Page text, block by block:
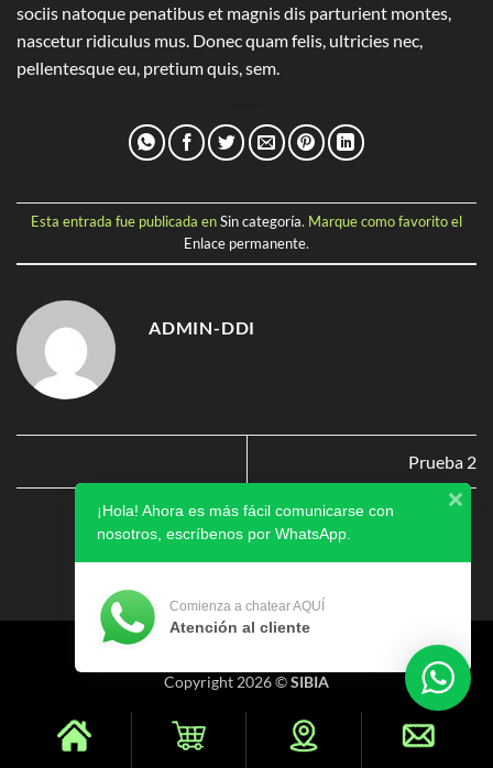
sociis natoque penatibus et magnis dis parturient montes,
nascetur ridiculus mus. Donec quam felis, ultricies nec,
pellentesque eu, pretium quis, sem.
Esta entrada fue publicada enSin categoría. Marque como favorito el
Enlace permanente.
ADMIN-DDI
Prueba 2
Copyright 2026 ©SIBIA
¡Hola! Ahora es más fácil comunicarse con
nosotros, escríbenos por WhatsApp.
Comienza a chatear AQUÍ
Atención al cliente